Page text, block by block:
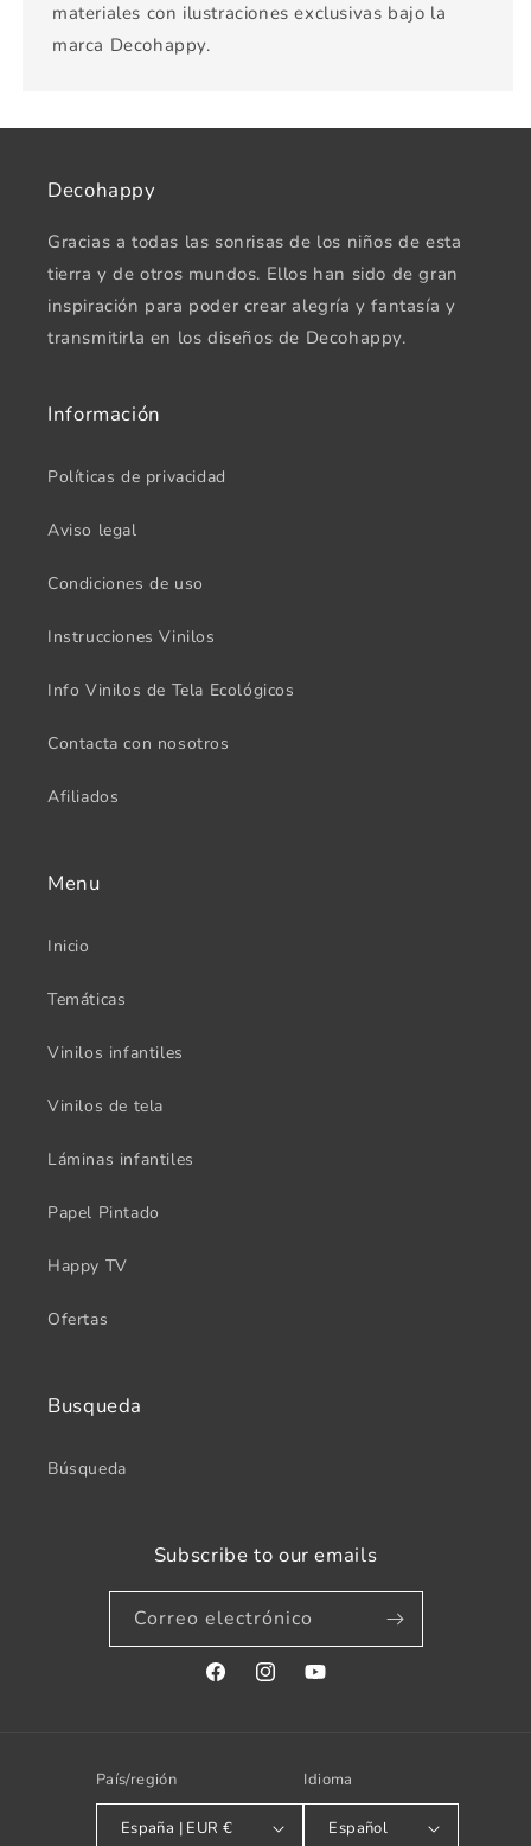
materiales con ilustraciones exclusivas bajo la
marca Decohappy.
Decohappy
Gracias a todas las sonrisas de los niños de esta
tierra y de otros mundos. Ellos han sido de gran
inspiración para poder crear alegría y fantasía y
transmitirla en los diseños de Decohappy.
Información
Políticas de privacidad
Aviso legal
Condiciones de uso
Instrucciones Vinilos
Info Vinilos de Tela Ecológicos
Contacta con nosotros
Afiliados
Menu
Inicio
Temáticas
Vinilos infantiles
Vinilos de tela
Láminas infantiles
Papel Pintado
Happy TV
Ofertas
Busqueda
Búsqueda
Subscribe to our emails
Correo electrónico
FacebookInstagramYouTube
País/región
España | EUR €
Idioma
Español